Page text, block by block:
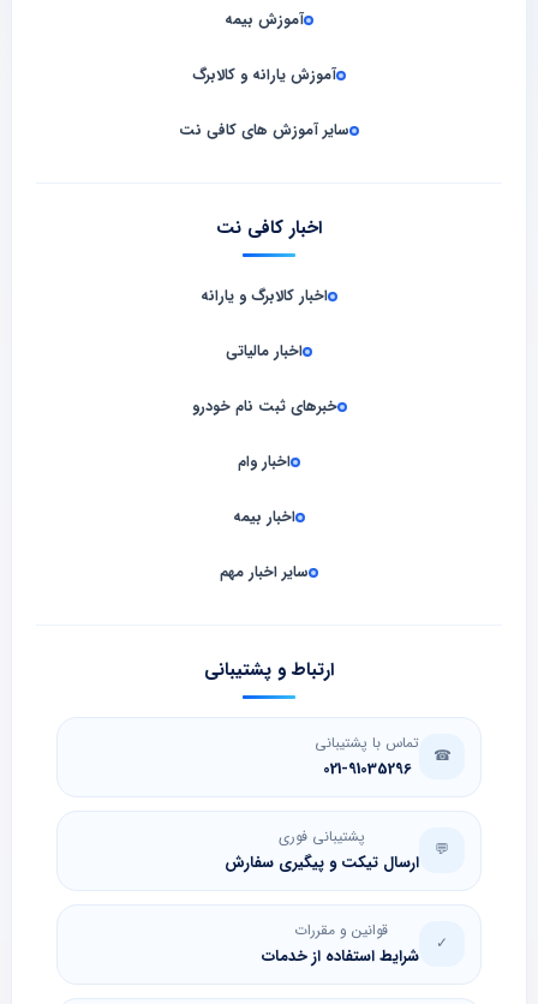
آموزش بیمه
آموزش یارانه و کالابرگ
سایر آموزش های کافی نت
اخبار کافی نت
اخبار کالابرگ و یارانه
اخبار مالیاتی
خبرهای ثبت نام خودرو
اخبار وام
اخبار بیمه
سایر اخبار مهم
ارتباط و پشتیبانی
☎
تماس با پشتیبانی
021-91035296
💬
پشتیبانی فوری
ارسال تیکت و پیگیری سفارش
✓
قوانین و مقررات
شرایط استفاده از خدمات